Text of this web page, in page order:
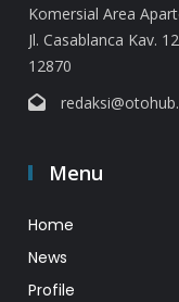
Komersial Area
Jl. Casablanca Kav.
12870
Menu
Home
News
Profile